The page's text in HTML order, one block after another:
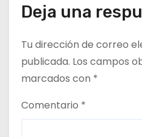
t
r
a
Deja una
Tu dirección de correo
publicada. Los campos
marcados con *
Comentario *